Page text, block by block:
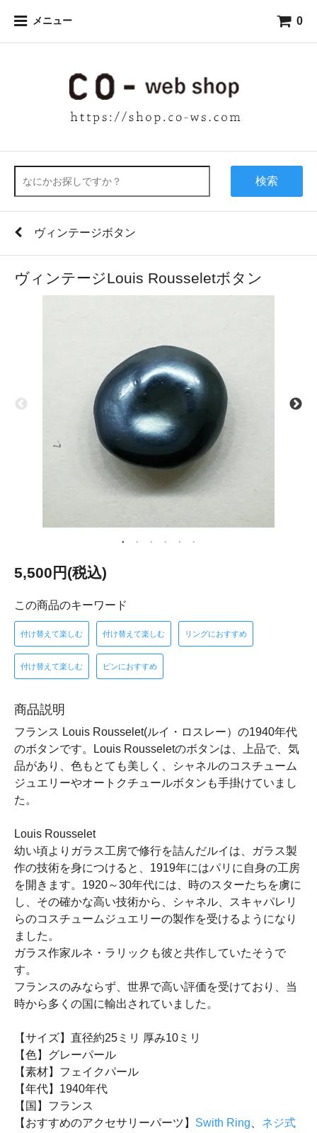
メニュー 0
検索
ヴィンテージボタン
ヴィンテージLouis Rousseletボタン
5,500円(税込)
この商品のキーワード
付け替えて楽しむ 付け替えて楽しむ リングにおすすめ
付け替えて楽しむ ピンにおすすめ
商品説明
フランス Louis Rousselet(ルイ・ロスレー）の1940年代
のボタンです。Louis Rousseletのボタンは、上品で、気
品があり、色もとても美しく、シャネルのコスチューム
ジュエリーやオートクチュールボタンも手掛けていまし
た。
Louis Rousselet
幼い頃よりガラス工房で修行を詰んだルイは、ガラス製
作の技術を身につけると、1919年にはパリに自身の工房
を開きます。1920～30年代には、時のスターたちを虜に
し、その確かな高い技術から、シャネル、スキャパレリ
らのコスチュームジュエリーの製作を受けるようになり
ました。
ガラス作家ルネ・ラリックも彼と共作していたそうで
す。
フランスのみならず、世界で高い評価を受けており、当
時から多くの国に輸出されていました。
【サイズ】直径約25ミリ 厚み10ミリ
【色】グレーパール
【素材】フェイクパール
【年代】1940年代
【国】フランス
【おすすめのアクセサリーパーツ】 Swith Ring
ネジ式